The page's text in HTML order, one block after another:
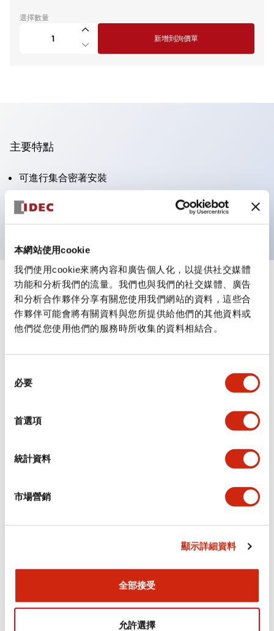
本網站使用cookie
我們使用cookie來將內容和廣告個人化，以提供社交媒體
功能和分析我們的流量。我們也與我們的社交媒體、廣告
和分析合作夥伴分享有關您使用我們網站的資料，這些合
作夥伴可能會將有關資料與您所提供給他們的其他資料或
他們從您使用他們的服務時所收集的資料相結合。
必要
首選項
統計資料
市場營銷
顯示詳細資料
全部接受
允許選擇
選擇數量
新增到詢價單
主要特點
可進行集合密著安裝
附鎖選擇開關採用高安全性的彈子鎖結構
防護結構為IP65（IEC60529）
規格 顯示全部
審美規範
環境規範
功能規格